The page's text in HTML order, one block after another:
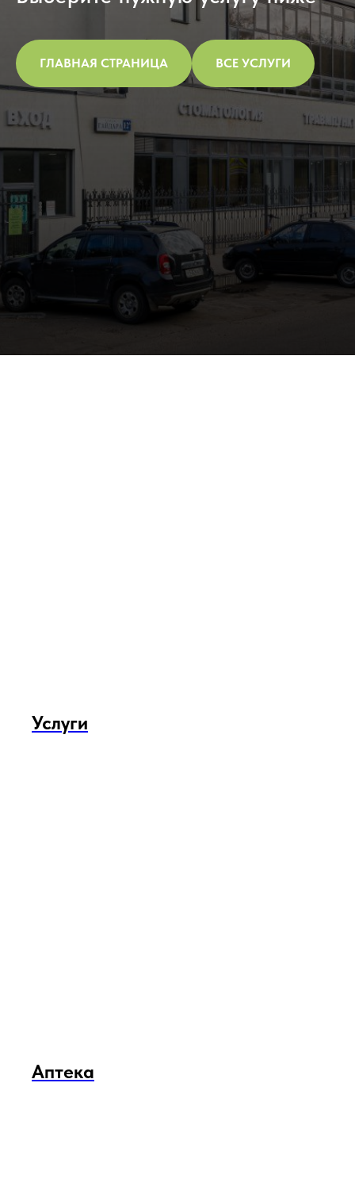
ГЛАВНАЯ СТРАНИЦА ВСЕ УСЛУГИ
Услуги
Аптека